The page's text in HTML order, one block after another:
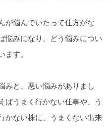
が悩んでいたって仕方がな
悩みになり、どう悩みについ
す。
みと、悪い悩みがありまし
ばうまく行かない仕事や、う
かない株に、うまくない出来